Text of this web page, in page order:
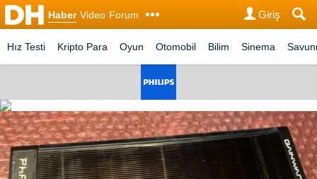
Haber Video Forum Giriş
Hız Testi Kripto Para Oyun Otomobil Bilim Sinema